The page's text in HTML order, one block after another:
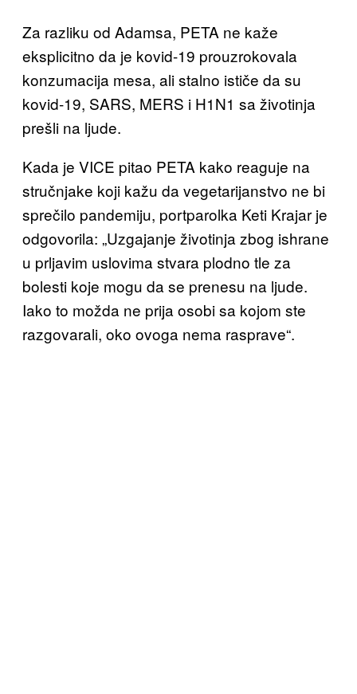
Za razliku od Adamsa, PETA ne kaže
eksplicitno da je kovid-19 prouzrokovala
konzumacija mesa, ali stalno ističe da su
kovid-19, SARS, MERS i H1N1 sa životinja
prešli na ljude.
Kada je VICE pitao PETA kako reaguje na
stručnjake koji kažu da vegetarijanstvo ne bi
sprečilo pandemiju, portparolka Keti Krajar je
odgovorila: „Uzgajanje životinja zbog ishrane
u prljavim uslovima stvara plodno tle za
bolesti koje mogu da se prenesu na ljude.
Iako to možda ne prija osobi sa kojom ste
razgovarali, oko ovoga nema rasprave“.